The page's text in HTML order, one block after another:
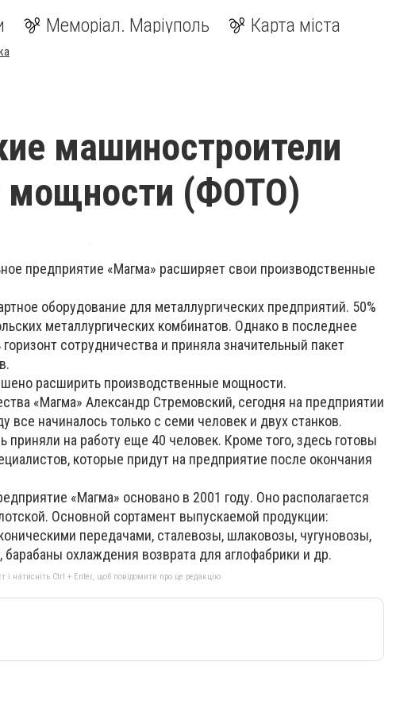
Меморіал. Маріуполь Карта міста
машиностроители
мощности (ФОТО)
предприятие «Магма» расширяет свои производственные
оборудование для металлургических предприятий. 50%
металлургических комбинатов. Однако в последнее
сотрудничества и приняла значительный пакет
расширить производственные мощности.
«Магма» Александр Стремовский, сегодня на предприятии
все начиналось только с семи человек и двух станков.
приняли на работу еще 40 человек. Кроме того, здесь готовы
которые придут на предприятие после окончания
«Магма» основано в 2001 году. Оно располагается
Основной сортамент выпускаемой продукции:
передачами, сталевозы, шлаковозы, чугуновозы,
охлаждения возврата для аглофабрики и др.
і натисніть Ctrl + Enter, щоб повідомити про це редакцію